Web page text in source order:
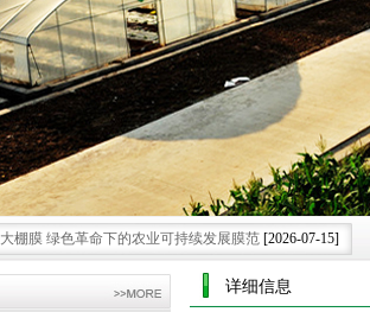
大棚膜 绿色革命下的农业可持续发展膜范 [2026-07-15]
科技领航 大棚膜为农业发展注入创新膜力
借科技之力 大棚膜重塑现代农业种植新格局.
详细信息